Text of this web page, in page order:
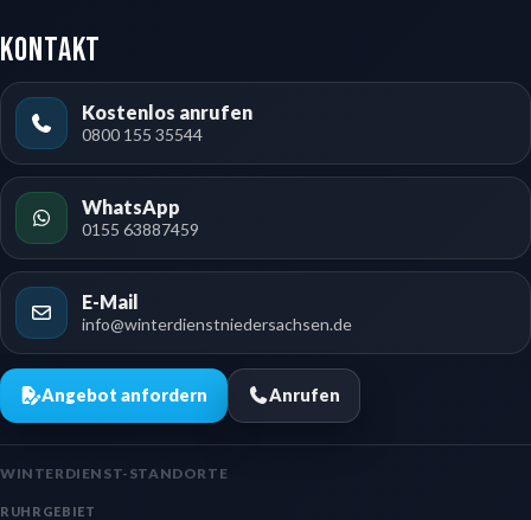
Kontakt
Kostenlos anrufen
0800 155 35544
WhatsApp
0155 63887459
E-Mail
info@winterdienstniedersachsen.de
Angebot anfordern Anrufen
WINTERDIENST-STANDORTE
RUHRGEBIET